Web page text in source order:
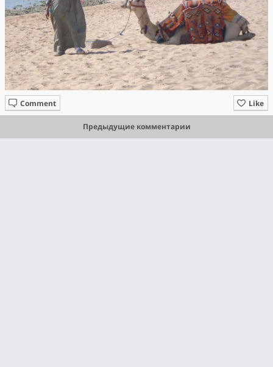
Like
Comment
Предыдущие комментарии